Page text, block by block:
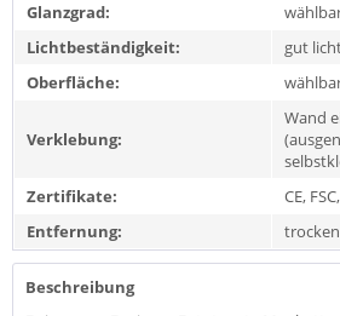
Glanzgrad:
Lichtbeständigkeit:
gut
Oberfläche:
Verklebung:
Wand
Zertifikate:
CE,
Entfernung:
Beschreibung